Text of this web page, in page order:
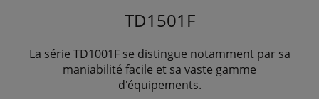
TD1501F
La série TD1001F se distingue notamment par sa
maniabilité facile et sa vaste gamme
d'équipements.